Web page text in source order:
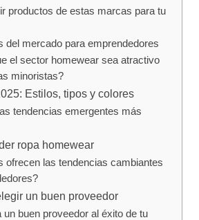
productos de estas marcas para tu
del mercado para emprendedores
el sector homewear sea atractivo
minoristas?
Estilos, tipos y colores
tendencias emergentes más
ropa homewear
ofrecen las tendencias cambiantes
un buen proveedor
un buen proveedor al éxito de tu